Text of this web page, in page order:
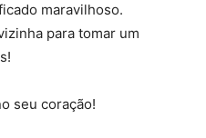
maravilhoso.
para tomar um
seu coração!